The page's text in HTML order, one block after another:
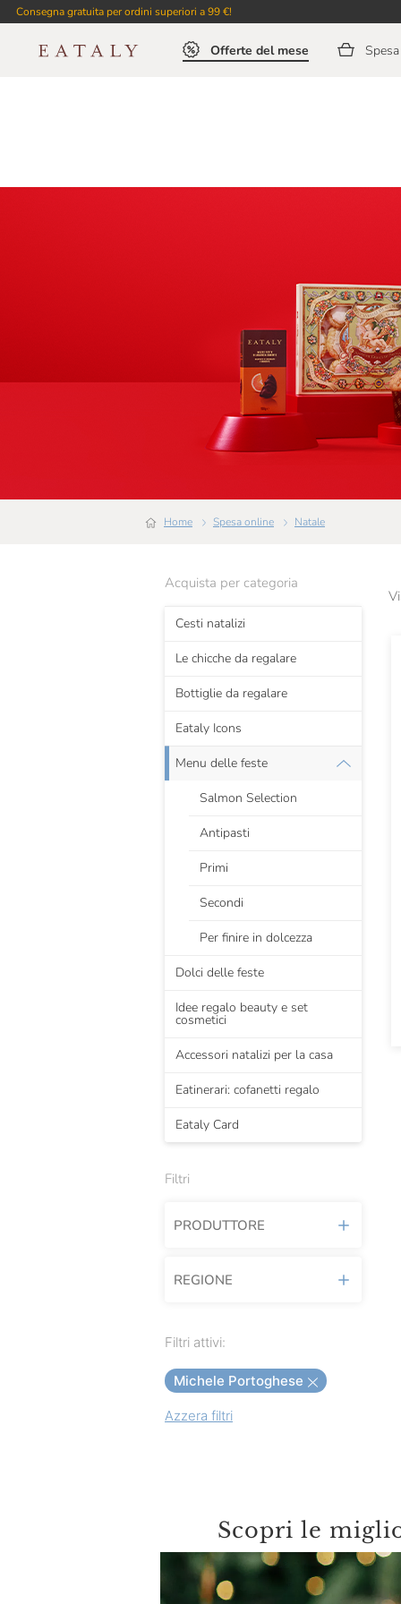
Consegna gratuita per ordini superiori a 99 €!
Offerte del mese
Home Spesa online Natale
Acquista per categoria
Cesti natalizi
Le chicche da regalare
Bottiglie da regalare
Eataly Icons
Menu delle feste
Salmon Selection
Antipasti
Primi
Secondi
Per finire in dolcezza
Dolci delle feste
Idee regalo beauty e set
cosmetici
Accessori natalizi per la casa
Eatinerari: cofanetti regalo
Eataly Card
Filtri
PRODUTTORE
Acquerello
Agrimontana
Agroittica Lombarda
Alberti
Alicos
Alpenzu
Amicucina
REGIONE
Toscana
Filtri attivi:
Michele Portoghese
Azzera filtri
Scopri le